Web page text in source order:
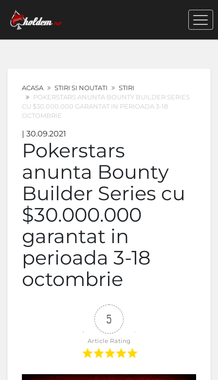
ACASA STIRI SI NOUTATI
STIRI
POKERSTARS ANUNTA BOUNTY BUILDER SERIES
CU $30.000.000 GARANTAT IN PERIOADA 3-18
OCTOMBRIE
| 30.09.2021
Pokerstars
anunta Bounty
Builder Series cu
$30.000.000
garantat in
perioada 3-18
octombrie
5
Article Rating